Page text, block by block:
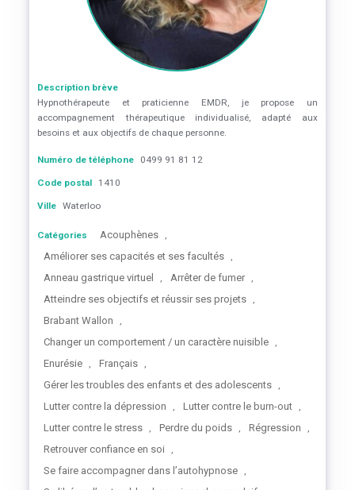
Description brève
Hypnothérapeute et praticienne EMDR, je propose un
accompagnement thérapeutique individualisé, adapté aux
besoins et aux objectifs de chaque personne.
Numéro de téléphone 0499 91 81 12
Code postal 1410
Ville Waterloo
Catégories Acouphènes ,
Améliorer ses capacités et ses facultés ,
Anneau gastrique virtuel , Arrêter de fumer ,
Atteindre ses objectifs et réussir ses projets ,
Brabant Wallon ,
Changer un comportement / un caractère nuisible ,
Enurésie , Français ,
Gérer les troubles des enfants et des adolescents ,
Lutter contre la dépression , Lutter contre le burn-out ,
Lutter contre le stress , Perdre du poids , Régression ,
Retrouver confiance en soi ,
Se faire accompagner dans l’autohypnose ,